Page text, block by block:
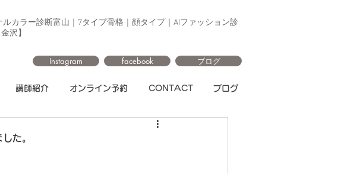
カラー診断富山｜7タイプ骨格｜顔タイプ｜AIファッション診
沢】
Instagram facebook ブログ
講師紹介 オンライン予約 CONTACT ブログ
た。